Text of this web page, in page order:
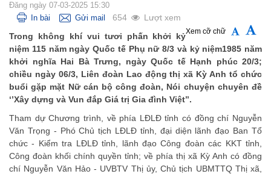
Đăng ngày 07-03-2025 15:30
In bài
Gửi mail 654 Lượt xem
Xem cỡ chữ
Trong không khí vui tươi phấn khởi kỷ
niệm 115 năm ngày Quốc tế Phụ nữ 8/3 và kỷ niệm1985 năm
khởi nghĩa Hai Bà Trưng, ngày Quốc tế Hạnh phúc 20/3;
chiều ngày 06/3, Liên đoàn Lao động thị xã Kỳ Anh tổ chức
buổi gặp mặt Nữ cán bộ công đoàn, Nói chuyện chuyên đề
‘’Xây dựng và Vun đắp Giá trị Gia đình Việt’’.
Tham dự Chương trình, về phía LĐLĐ tỉnh có đồng chí Nguyễn
Văn Trọng - Phó Chủ tịch LĐLĐ tỉnh, đại diện lãnh đạo Ban Tổ
chức - Kiểm tra LĐLĐ tỉnh, lãnh đạo Công đoàn các KKT tỉnh,
Công đoàn khối chính quyền tỉnh; về phía thị xã Kỳ Anh có đồng
chí Nguyễn Văn Hảo - UVBTV Thị ủy, Chủ tịch UBMTTQ Thị xã,